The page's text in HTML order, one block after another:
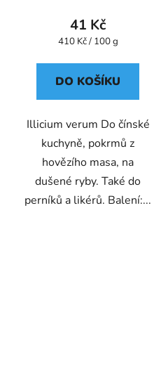
41 Kč
Měrná
410 Kč / 100 g
DO KOŠÍKU
Illicium verum Do čínské
kuchyně, pokrmů z
hovězího masa, na
dušené ryby. Také do
perníků a likérů. Balení:...